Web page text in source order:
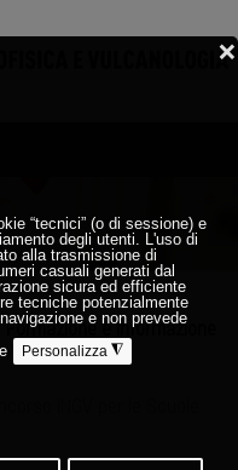
Formazione e informazione
INGV per le Scuole